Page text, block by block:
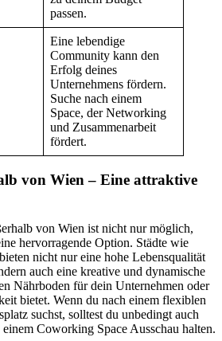
passen.
Eine lebendige
Community kann den
Erfolg deines
Unternehmens fördern.
Suche nach einem
Space, der Networking
und Zusammenarbeit
fördert.
von Wien – Eine attraktive
von Wien ist nicht nur möglich,
hervorragende Option. Städte wie
nicht nur eine hohe Lebensqualität
auch eine kreative und dynamische
Nährboden für dein Unternehmen oder
bietet. Wenn du nach einem flexiblen
suchst, solltest du unbedingt auch
Coworking Space Ausschau halten.